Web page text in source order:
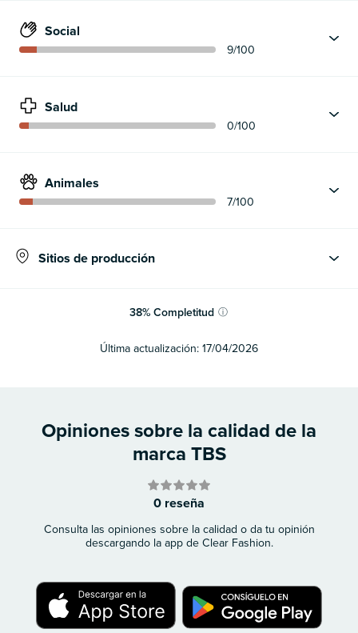
Social
9/100
Salud
0/100
Animales
7/100
Sitios de producción
38% Completitud ⓘ
Última actualización: 17/04/2026
Opiniones sobre la calidad de la
marca TBS
0 reseña
Consulta las opiniones sobre la calidad o da tu opinión
descargando la app de Clear Fashion.